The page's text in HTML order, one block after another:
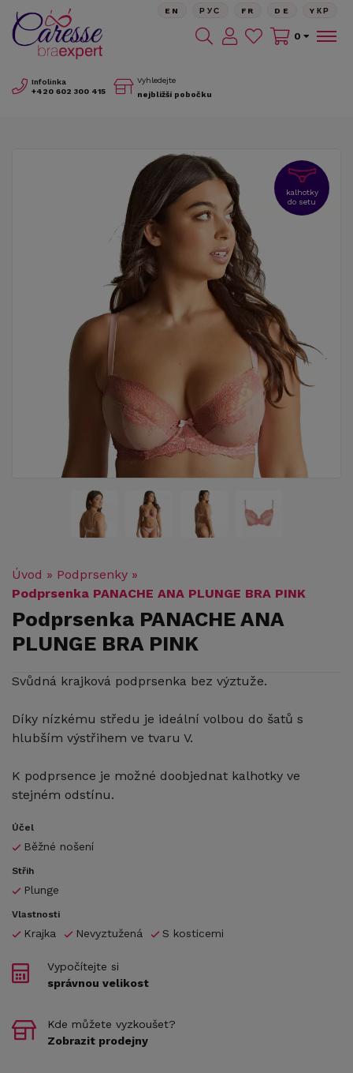
Infolinka
+420 602 300 415
Vyhledejte
nejbližší pobočku
EN РУС FR DE YКР
0
kalhotky
do setu
Úvod » Podprsenky »
Podprsenka PANACHE ANA PLUNGE BRA PINK
Podprsenka PANACHE ANA
PLUNGE BRA PINK
Svůdná krajková podprsenka bez výztuže.
Díky nízkému středu je ideální volbou do šatů s
hlubším výstřihem ve tvaru V.
K podprsence je možné doobjednat kalhotky ve
stejném odstínu.
Účel
Běžné nošení
Střih
Plunge
Vlastnosti
Krajka Nevyztužená S kosticemi
Vypočítejte si
správnou velikost
Kde můžete vyzkoušet?
Zobrazit prodejny